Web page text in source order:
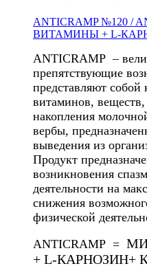
ANTICRAMP №120 /
ВИТАМИНЫ + L-
ANTICRAMP –
препятствующие
представляют
витаминов,
накопления
вербы,
выведения из
Продукт
возникновения
деятельности на
снижения
физической
ANTICRAMP =
+ L-КАРНОЗИН+